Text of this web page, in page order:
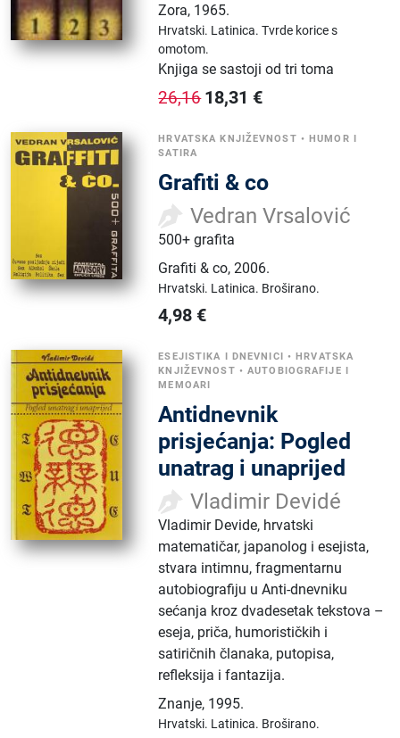
Zora, 1965.
Hrvatski. Latinica.Tvrde korice s
omotom.
Knjiga se sastoji od tri toma
26,16 18,31 €
HRVATSKA KNJIŽEVNOST •HUMOR I
SATIRA
Grafiti & co
Vedran Vrsalović
500+ grafita
Grafiti & co,2006.
Hrvatski. Latinica. Broširano.
4,98 €
ESEJISTIKA I DNEVNICI •HRVATSKA
KNJIŽEVNOST •AUTOBIOGRAFIJE I
MEMOARI
Antidnevnik
prisjećanja: Pogled
unatrag i unaprijed
Vladimir Devidé
Vladimir Devide, hrvatski
matematičar, japanolog i esejista,
stvara intimnu, fragmentarnu
autobiografiju u Anti-dnevniku
sećanja kroz dvadesetak tekstova –
eseja, priča, humorističkih i
satiričnih članaka, putopisa,
refleksija i fantazija.
Znanje, 1995.
Hrvatski. Latinica. Broširano.